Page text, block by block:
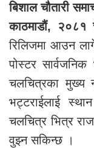
बिशाल चौतारी
काठमाडौं, २०८१
रिलिजमा आउन
पोस्टर
चलचित्रका मुख्य
भट्टराईलाई
चलचित्र भित्र
वुझ्न सकिन्छ ।